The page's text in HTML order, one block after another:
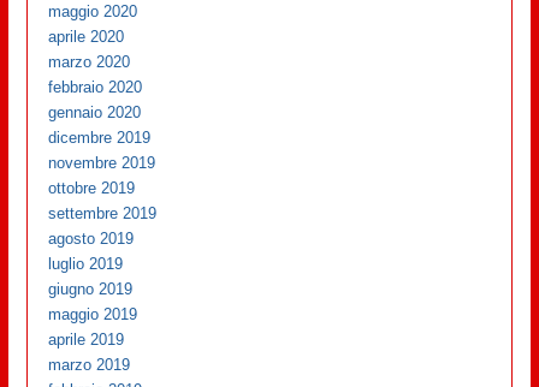
maggio 2020
aprile 2020
marzo 2020
febbraio 2020
gennaio 2020
dicembre 2019
novembre 2019
ottobre 2019
settembre 2019
agosto 2019
luglio 2019
giugno 2019
maggio 2019
aprile 2019
marzo 2019